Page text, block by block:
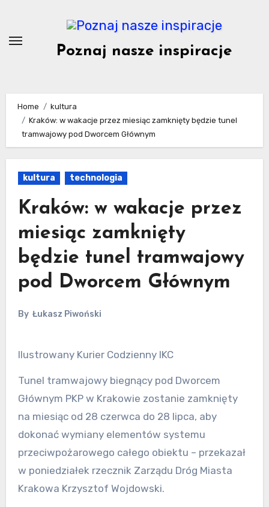
content
Poznaj nasze inspiracje
Home
kultura
Kraków: w wakacje przez miesiąc zamknięty będzie tunel
tramwajowy pod Dworcem Głównym
kultura technologia
Kraków: w wakacje przez
miesiąc zamknięty
będzie tunel tramwajowy
pod Dworcem Głównym
By Łukasz Piwoński
Ilustrowany Kurier Codzienny IKC
Tunel tramwajowy biegnący pod Dworcem
Głównym PKP w Krakowie zostanie zamknięty
na miesiąc od 28 czerwca do 28 lipca, aby
dokonać wymiany elementów systemu
przeciwpożarowego całego obiektu – przekazał
w poniedziałek rzecznik Zarządu Dróg Miasta
Krakowa Krzysztof Wojdowski.